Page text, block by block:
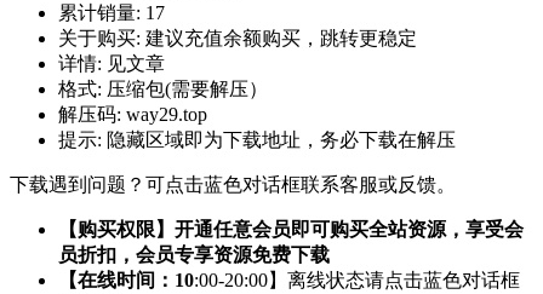
累计销量: 17
关于购买: 建议充值余额购买，跳转更稳定
详情: 见文章
格式: 压缩包(需要解压）
解压码: way29.top
提示: 隐藏区域即为下载地址，务必下载在解压
下载遇到问题？可点击蓝色对话框联系客服或反馈。
【购买权限】开通任意会员即可购买全站资源，享受会
员折扣，会员专享资源免费下载
【在线时间：10:00-20:00】离线状态请点击蓝色对话框